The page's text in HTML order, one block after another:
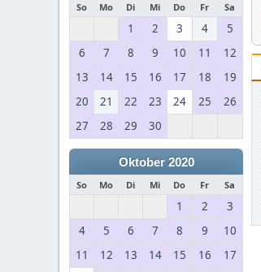
So Mo Di Mi Do Fr Sa
1 2 3 4
5
6
7 8 9 10 11
12
13
14 15 16 17 18
19
20
21 22 23 24 25
26
27
28 29 30
Oktober 2020
So Mo Di Mi Do Fr Sa
1 2
3
4
5 6 7 8 9
10
11
12 13 14 15 16 17